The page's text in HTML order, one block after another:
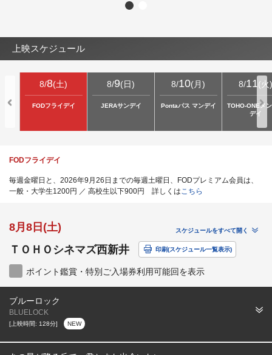
上映スケジュール
8/8(土)
FODフライデイ
8/9(日)
JERAサンデイ
8/10(月)
Pontaパス マンデイ
8/11(火)
TOHO-ONEメ
デイ
FODフライデイ
毎週金曜日と、2026年9月26日までの毎週土曜日、FODプレミアム会員は、
一般・大学生1200円 ／ 高校生以下900円 詳しくはこちら
8月8日(土) スケジュールをすべて開く
ＴＯＨＯシネマズ西新井 印刷(スケジュール一覧表示)
ポイント鑑賞・特別ご入場券利用可能回を表示
ブルーロック
BLUELOCK
[上映時間: 128分] NEW